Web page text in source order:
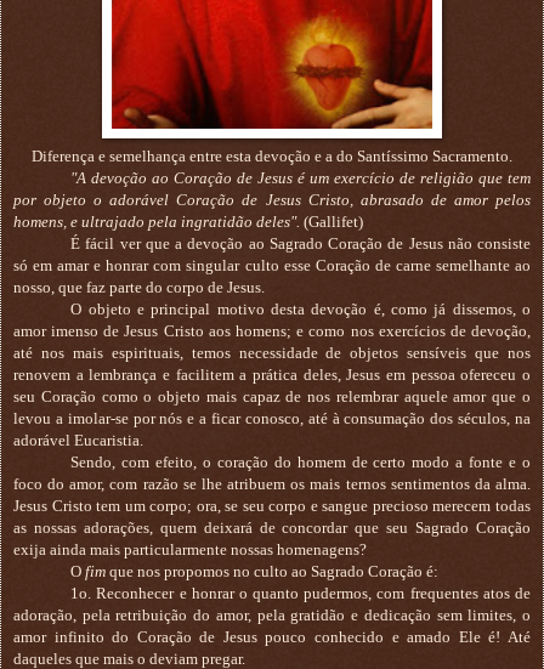
Diferença e semelhança entre esta devoção e a do Santíssimo Sacramento.
"A devoção ao Coração de Jesus é um exercício de religião que tem
por objeto o adorável Coração de Jesus Cristo, abrasado de amor pelos
homens, e ultrajado pela ingratidão deles". (Gallifet)
É fácil ver que a devoção ao Sagrado Coração de Jesus não consiste
só em amar e honrar com singular culto esse Coração de carne semelhante ao
nosso, que faz parte do corpo de Jesus.
O objeto e principal motivo desta devoção é, como já dissemos, o
amor imenso de Jesus Cristo aos homens; e como nos exercícios de devoção,
até nos mais espirituais, temos necessidade de objetos sensíveis que nos
renovem a lembrança e facilitem a prática deles, Jesus em pessoa ofereceu o
seu Coração como o objeto mais capaz de nos relembrar aquele amor que o
levou a imolar-se por nós e a ficar conosco, até à consumação dos séculos, na
adorável Eucaristia.
Sendo, com efeito, o coração do homem de certo modo a fonte e o
foco do amor, com razão se lhe atribuem os mais ternos sentimentos da alma.
Jesus Cristo tem um corpo; ora, se seu corpo e sangue precioso merecem todas
as nossas adorações, quem deixará de concordar que seu Sagrado Coração
exija ainda mais particularmente nossas homenagens?
Ofimque nos propomos no culto ao Sagrado Coração é:
1o. Reconhecer e honrar o quanto pudermos, com frequentes atos de
adoração, pela retribuição do amor, pela gratidão e dedicação sem limites, o
amor infinito do Coração de Jesus pouco conhecido e amado Ele é! Até
daqueles que mais o deviam pregar.